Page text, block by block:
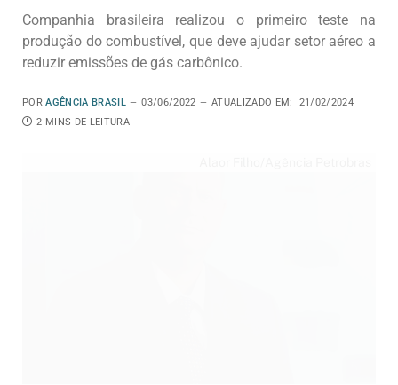
Companhia brasileira realizou o primeiro teste na
produção do combustível, que deve ajudar setor aéreo a
reduzir emissões de gás carbônico.
POR AGÊNCIA BRASIL 03/06/2022 ATUALIZADO EM:
21/02/2024
2 MINS DE LEITURA